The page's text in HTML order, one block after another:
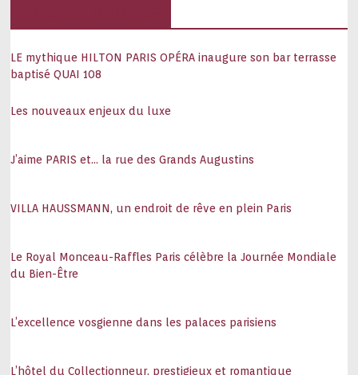
LE mythique HILTON PARIS OPÉRA inaugure son bar terrasse
baptisé QUAI 108
Les nouveaux enjeux du luxe
J’aime PARIS et… la rue des Grands Augustins
VILLA HAUSSMANN, un endroit de rêve en plein Paris
Le Royal Monceau-Raffles Paris célèbre la Journée Mondiale
du Bien-Être
L’excellence vosgienne dans les palaces parisiens
L’hôtel du Collectionneur, prestigieux et romantique